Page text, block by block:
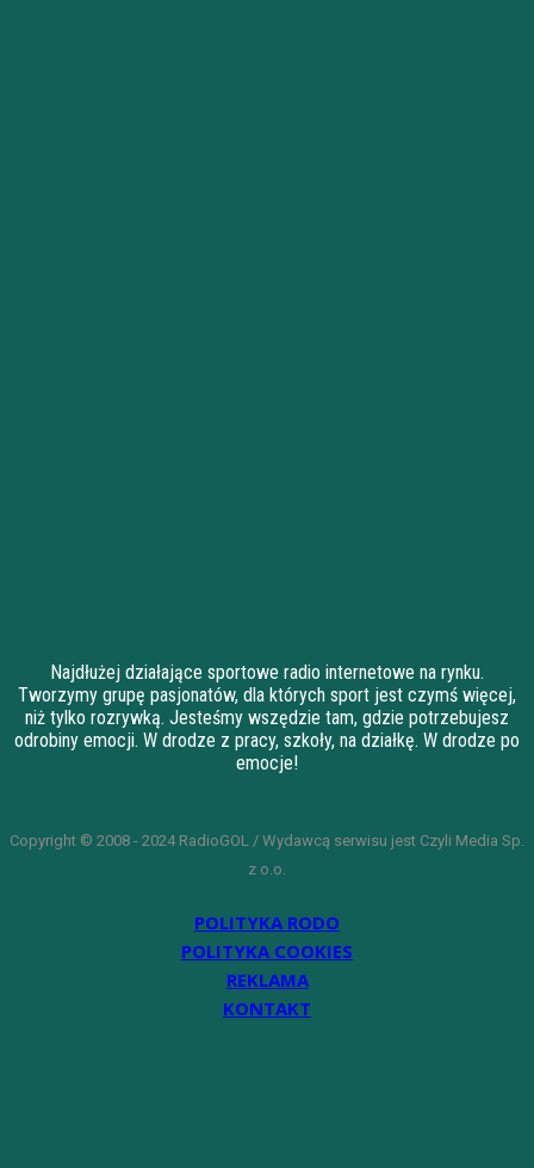
Najdłużej działające sportowe radio internetowe na rynku.
Tworzymy grupę pasjonatów, dla których sport jest czymś więcej,
niż tylko rozrywką. Jesteśmy wszędzie tam, gdzie potrzebujesz
odrobiny emocji. W drodze z pracy, szkoły, na działkę. W drodze po
emocje!
Copyright © 2008 - 2024 RadioGOL / Wydawcą serwisu jest Czyli Media Sp.
z o.o.
POLITYKA RODO
POLITYKA COOKIES
REKLAMA
KONTAKT